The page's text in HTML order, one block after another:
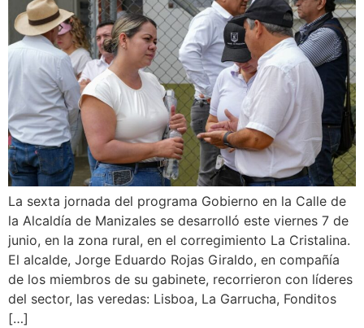
La sexta jornada del programa Gobierno en la Calle de
la Alcaldía de Manizales se desarrolló este viernes 7 de
junio, en la zona rural, en el corregimiento La Cristalina.
El alcalde, Jorge Eduardo Rojas Giraldo, en compañía
de los miembros de su gabinete, recorrieron con líderes
del sector, las veredas: Lisboa, La Garrucha, Fonditos
[…]